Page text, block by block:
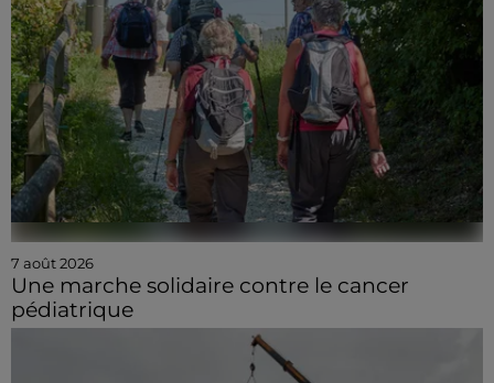
7 août 2026
Une marche solidaire contre le cancer
pédiatrique